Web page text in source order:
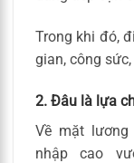
Trong khi đó,
gian, công
2. Đâu là lựa
Về mặt
nhập cao